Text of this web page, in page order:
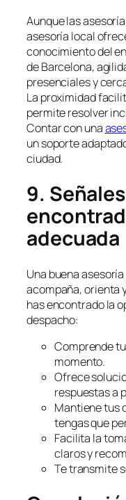
Aunque las
asesoría local
conocimiento del
de Barcelona,
presenciales y
La proximidad
permite resolver
Contar con una
un soporte
ciudad.
9.
adecuada
Una buena
acompaña, orienta
has encontrado la
despacho:
Comprende
momento.
Ofrece
respuestas a
Mantiene tus
tengas que
Facilita la
claros y
Te transmite